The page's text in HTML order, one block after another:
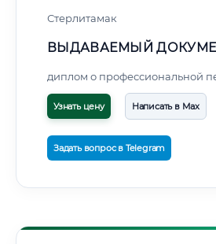
Стерлитамак
ВЫДАВАЕМЫЙ
диплом о профессиональной
Узнать цену Написать в Max
Задать вопрос в Telegram